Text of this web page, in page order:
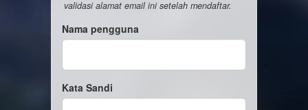
validasi alamat email ini setelah mendaftar.
Nama pengguna
Kata Sandi